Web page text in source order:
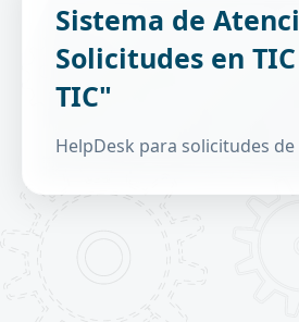
Sistema de
Solicitudes en TIC
TIC"
HelpDesk para solicitudes de
Gestión de